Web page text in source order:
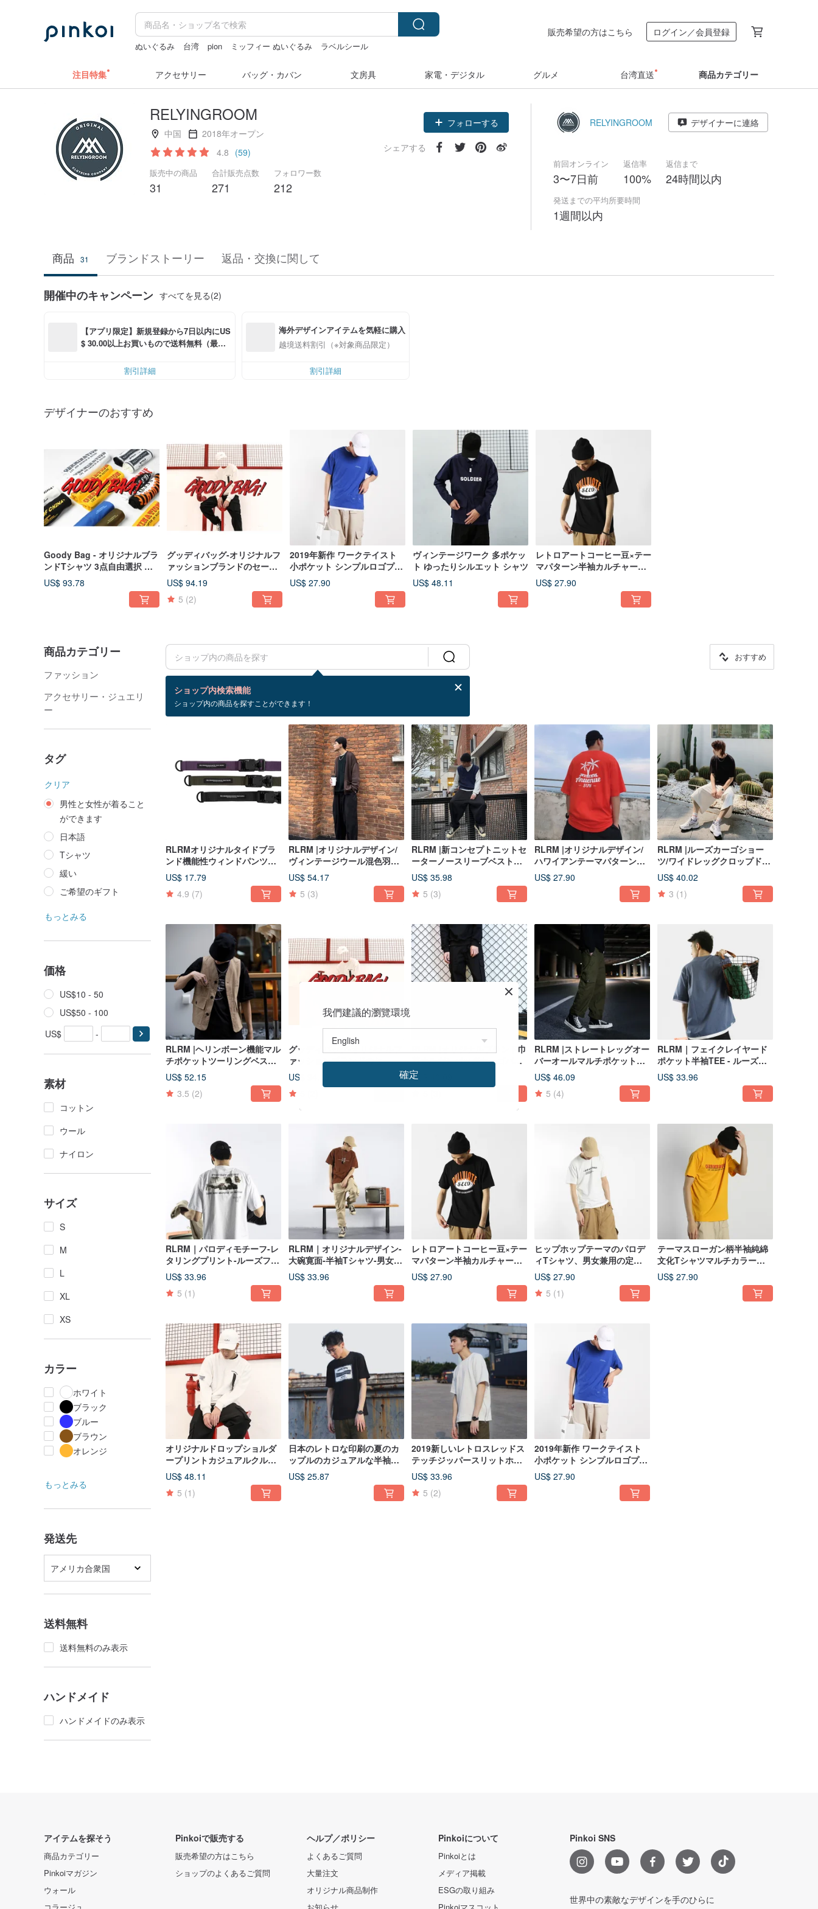
ぬいぐるみ 台湾 pion ミッフィー ぬいぐるみ
ラベルシール
販売希望の方はこちら ログイン／会員登録
注目特集 アクセサリー バッグ・カバン 文房具 家電・デジタル グルメ 台湾直送 商品カテゴリー
RELYINGROOM
中国
2018年オープン
4.8 (59)
販売中の商品
31
合計販売点数
271
フォロワー数
212
フォローする
シェアする
RELYINGROOM デザイナーに連絡
前回オンライン
3〜7日前
返信率
100%
返信まで
24時間以内
発送までの平均所要時間
1週間以内
商品 31 ブランドストーリー 返品・交換に関して
開催中のキャンペーン すべてを見る(2)
【アプリ限定】新規登録から7日以内にUS
$ 30.00以上お買いもので送料無料（最大U
割引詳細
海外デザインアイテムを気軽に購入
越境送料割引（※対象商品限定）
割引詳細
デザイナーのおすすめ
Goody Bag - オリジナルブラ
ンドTシャツ 3点自由選択 最
大50%OFF、送料無料。
US$ 93.78
グッディバッグ-オリジナルフ
ァッションブランドのセータ
ー3色チョイス1枚+オーバー
オール2色チョイス1枚送料無
料
US$ 94.19
5 (2)
2019年新作 ワークテイスト
小ポケット シンプルロゴプリ
ント 半袖Tシャツ ユニセック
ス
US$ 27.90
ヴィンテージワーク 多ポケッ
ト ゆったりシルエット シャツ
US$ 48.11
レトロアートコーヒー豆×テー
マパターン半袖カルチャーT
シャツ男女問わずボトミング
シャツを着ることができます
US$ 27.90
商品カテゴリー
ファッション
アクセサリー・ジュエリ
ー
タグ
クリア
男性と女性が着ること
ができます
日本語
Tシャツ
緩い
ご希望のギフト
もっとみる
価格
US$10 - 50
US$50 - 100
US$
-
素材
コットン
ウール
ナイロン
サイズ
S
M
L
XL
XS
カラー
ホワイト
ブラック
ブルー
ブラウン
オレンジ
もっとみる
発送先
アメリカ合衆国
送料無料
送料無料のみ表示
ハンドメイド
ハンドメイドのみ表示
ショップ内検索機能
ショップ内の商品を探すことができます！
おすすめ
検索結果：19 件
男性と女性が着ることができます
RLRMオリジナルタイドブラ
ンド機能性ウィンドパンツベ
ルトアウトドアマルチカラー
クイックリリースマグネット
バックルナイロンベルトオー
US$ 17.79
4.9 (7)
RLRM |オリジナルデザイン/
ヴィンテージウール混色羽織/
カーディガンローブ着物着物
ジャケット
US$ 54.17
5 (3)
RLRM |新コンセプトニットセ
ーターノースリーブベストボ
タン柄ネイビーカーキルーズ
ドロップショルダーV字ベス
ト
US$ 35.98
5 (3)
RLRM |オリジナルデザイン/
ハワイアンテーマパターンT
シャツ/ストリートルーズTシ
ャツ/カップル/レジャー/コッ
US$ 27.90
RLRM |ルーズカーゴショー
ツ/ワイドレッグクロップドパ
ンツ/日本のレトロドレープロ
ークロッチパンツ/男女同じス
タイル
US$ 40.02
3 (1)
RLRM |ヘリンボーン機能マル
チポケットツーリングベスト/
アメリカンレトロレイヤード
インナーベスト/和風/ノースリ
ーブ
US$ 52.15
3.5 (2)
グッディバッグ-オリジナルフ
ァッションブランドのセータ
ー3色チョイス1枚+オーバー
オール2色チョイス1枚送料無
料
US$ 94.19
RLRM |オリジナルブランド巾
着オルガンバッグカーゴパン
ツ-メンズとレディースウェア
ラブル-カーキブラック
US$ 46.09
RLRM |ストレートレッグオー
バーオールマルチポケットワ
イドレッグドレープ修正オー
バーオール-男性と女性が着用
可能-ツーリングマッチング
US$ 46.09
5 (4)
RLRM｜フェイクレイヤード
ポケット半袖TEE - ルーズフ
ィット オーバーサイズ - シン
プル ユニセックススタイル -
US$ 33.96
RLRM｜パロディモチーフ-レ
タリングプリント-ルーズフィ
ットカップルTシャツ（ブラ
ック・ホワイト）男女兼用 純
綿
US$ 33.96
5 (1)
RLRM｜オリジナルデザイン-
大碗寛面-半袖Tシャツ-男女兼
用-ユニセックスTシャツ-ゆっ
たりレトロカルチャー
US$ 33.96
レトロアートコーヒー豆×テー
マパターン半袖カルチャーT
シャツ男女問わずボトミング
シャツを着ることができます
US$ 27.90
ヒップホップテーマのパロデ
ィTシャツ、男女兼用の定番
コットン半袖
US$ 27.90
5 (1)
テーマスローガン柄半袖純綿
文化Tシャツマルチカラーメ
ンズ・レディースウェアラブ
ルボトミングシャツ
US$ 27.90
オリジナルドロップショルダ
ープリントカジュアルクルー
ネックスウェット、男女兼用
US$ 48.11
5 (1)
日本のレトロな印刷の夏のカ
ップルのカジュアルな半袖T
シャツの男性と女性はトップ
スを着ることができます
US$ 25.87
2019新しいレトロスレッドス
テッチジッパースリットホワ
イトルーズニット半袖Tシャ
ツ男性と女性のための
US$ 33.96
5 (2)
2019年新作 ワークテイスト
小ポケット シンプルロゴプリ
ント 半袖Tシャツ ユニセック
ス
US$ 27.90
アイテムを探そう
商品カテゴリー
Pinkoiマガジン
ウォール
Pinkoiで販売する
販売希望の方はこちら
ショップのよくあるご質問
ヘルプ／ポリシー
よくあるご質問
大量注文
オリジナル商品制作
Pinkoiについて
Pinkoiとは
メディア掲載
ESGの取り組み
Pinkoi SNS
世界中の素敵なデザインを手のひらに
我們建議的瀏覽環境
確定